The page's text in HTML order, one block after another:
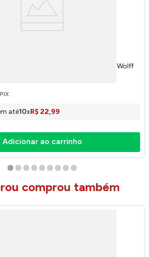
Microfibra 140x100cm 22273 - Wolff
até10xR$ 22,99
Adicionar ao carrinho
comprou também